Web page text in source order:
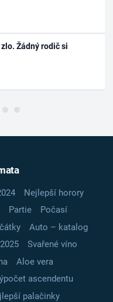
Žádný rodič si
Nejlepší horory
Partie
Počasí
Auto – katalog
Svařené víno
Aloe vera
ascendentu
palačinky